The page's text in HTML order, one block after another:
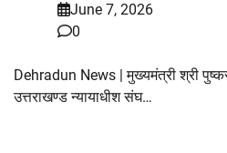
June 7, 2026
0
Dehradun News | मुख्यमंत्री श्री
उत्तराखण्ड न्यायाधीश संघ…